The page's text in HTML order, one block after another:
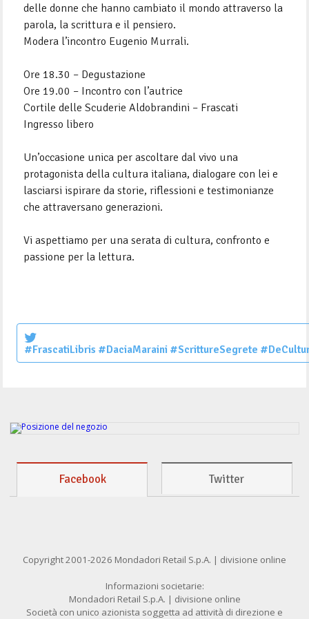
delle donne che hanno cambiato il mondo attraverso la
parola, la scrittura e il pensiero.
Modera l’incontro Eugenio Murrali.
Ore 18.30 – Degustazione
Ore 19.00 – Incontro con l’autrice
Cortile delle Scuderie Aldobrandini – Frascati
Ingresso libero
Un’occasione unica per ascoltare dal vivo una
protagonista della cultura italiana, dialogare con lei e
lasciarsi ispirare da storie, riflessioni e testimonianze
che attraversano generazioni.
Vi aspettiamo per una serata di cultura, confronto e
passione per la lettura.
#FrascatiLibris #DaciaMaraini #ScrittureSegrete
Facebook Twitter
Copyright 2001-2026 Mondadori Retail S.p.A. | divisione online
Informazioni societarie:
Mondadori Retail S.p.A. | divisione online
Società con unico azionista soggetta ad attività di direzione e